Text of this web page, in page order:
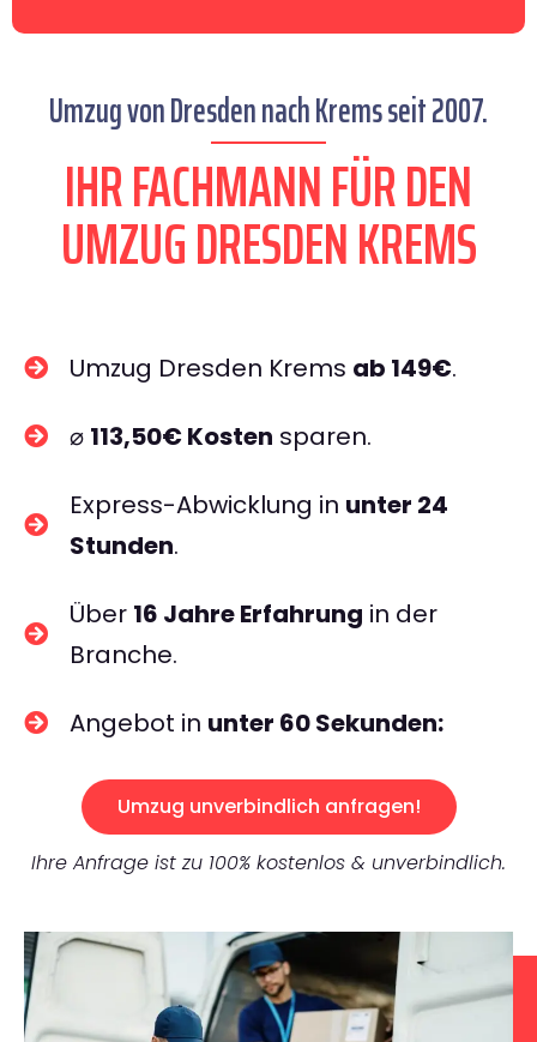
Umzug von Dresden nach Krems seit 2007.
IHR FACHMANN FÜR DEN
UMZUG DRESDEN KREMS
Umzug Dresden Krems ab 149€.
⌀ 113,50€ Kosten sparen.
Express-Abwicklung in unter 24
Stunden.
Über 16 Jahre Erfahrung in der
Branche.
Angebot in unter 60 Sekunden:
Umzug unverbindlich anfragen!
Ihre Anfrage ist zu 100% kostenlos & unverbindlich.